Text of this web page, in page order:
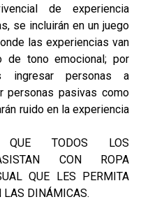
de experiencia
se incluirán en un juego
las experiencias van
de tono emocional; por
ingresar personas a
personas pasivas como
ruido en la experiencia
QUE TODOS LOS
CON ROPA
QUE LES PERMITA
LAS DINÁMICAS.